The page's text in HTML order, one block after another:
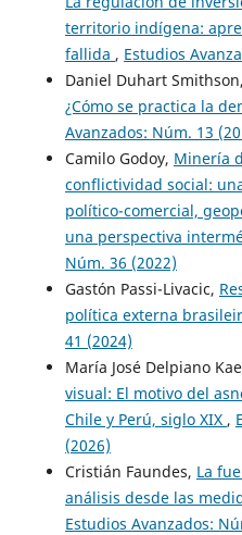
territorio indígena:
fallida , Estudios
Daniel Duhart Smithson,
¿Cómo se practica la
Avanzados: Núm. 13
Camilo Godoy, Minería
conflictividad social:
político-comercial,
una perspectiva
Núm. 36 (2022)
Gastón Passi-Livacic,
política externa
41 (2024)
María José Delpiano
visual: El motivo del
Chile y Perú, siglo XIX ,
(2026)
Cristián Faundes, La
análisis desde las
Estudios Avanzados: